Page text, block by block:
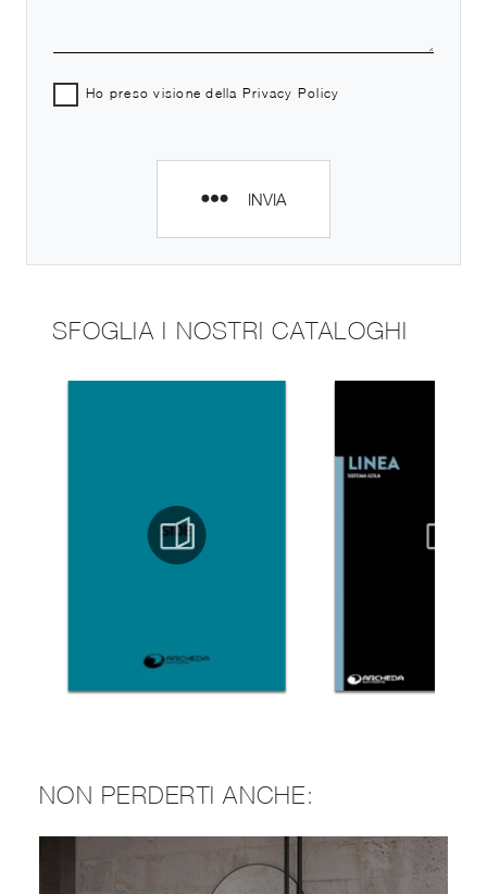
Ho preso visione della Privacy Policy
INVIA
SFOGLIA I NOSTRI CATALOGHI
NON PERDERTI ANCHE: